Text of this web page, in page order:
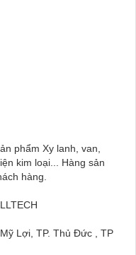
phẩm Xy lanh, van,
kim loại... Hàng sản
hàng.
Lợi, TP. Thủ Đức , TP